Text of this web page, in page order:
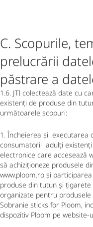
C. Scopurile,
prelucrării
păstrare a
1.6. JTI colectează date cu
existenți de produse din
următoarele scopuri:
1. Încheierea și executarea
consumatorii adulți
electronice care accesează
să achiziționeze produsele
www.ploom.ro și
produse din tutun și
organizate pentru
Sobranie sticks for Ploom,
dispozitiv Ploom pe website-